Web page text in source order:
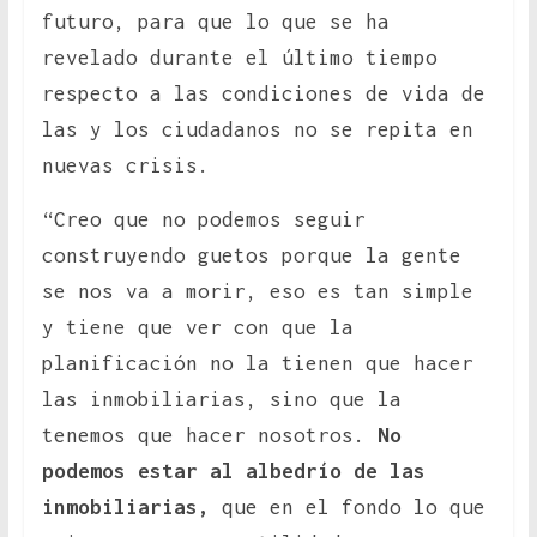
futuro, para que lo que se ha
revelado durante el último tiempo
respecto a las condiciones de vida de
las y los ciudadanos no se repita en
nuevas crisis.
“Creo que no podemos seguir
construyendo guetos porque la gente
se nos va a morir, eso es tan simple
y tiene que ver con que la
planificación no la tienen que hacer
las inmobiliarias, sino que la
tenemos que hacer nosotros. No
podemos estar al albedrío de las
inmobiliarias,
que en el fondo lo que